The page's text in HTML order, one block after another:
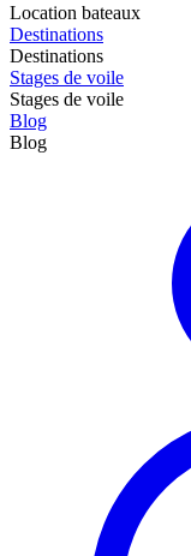
Location bateaux
Destinations
Destinations
Stages de voile
Stages de voile
Blog
Blog